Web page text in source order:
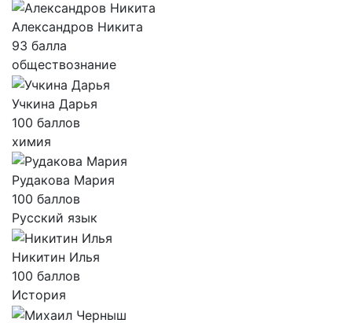
Александров Никита
93 балла
обществознание
Учкина Дарья
100 баллов
химия
Рудакова Мария
100 баллов
Русский язык
Никитин Илья
100 баллов
История